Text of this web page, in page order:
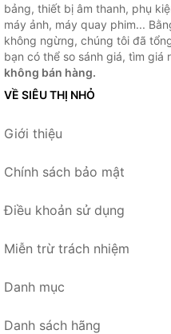
bảng, thiết bị âm thanh, phụ
máy ảnh, máy quay phim...
không ngừng, chúng tôi đã
bạn có thể so sánh giá, tìm giá
không bán hàng.
VỀ SIÊU THỊ NHỎ
Giới thiệu
Chính sách bảo mật
Điều khoản sử dụng
Miễn trừ trách nhiệm
Danh mục
Danh sách hãng